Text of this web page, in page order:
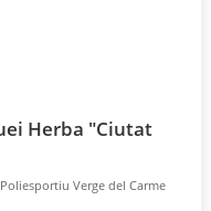
Herba "Ciutat
Poliesportiu Verge del Carme